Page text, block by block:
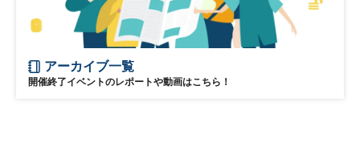
アーカイブ一覧
開催終了イベントのレポートや動画はこちら！